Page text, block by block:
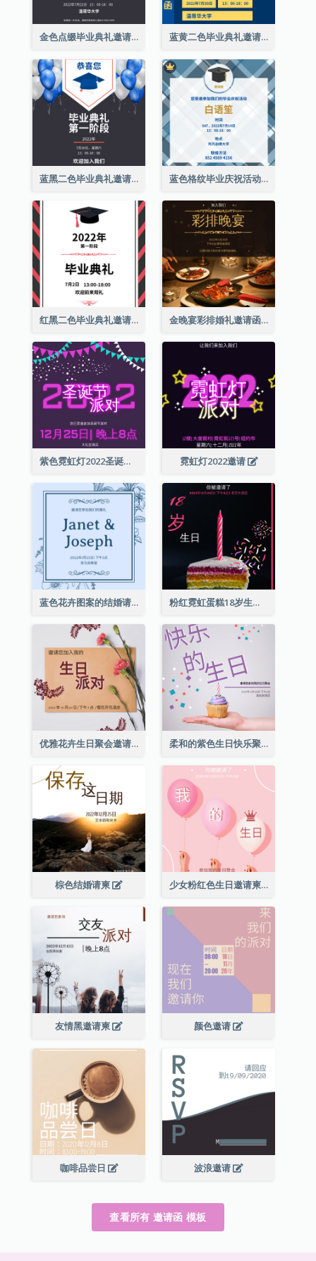
金色点缀毕业典礼邀请函 蓝黄二色毕业典礼邀请函
蓝黑二色毕业典礼邀请函 蓝色格纹毕业庆祝活动邀请函
红黑二色毕业典礼邀请函 金晚宴彩排婚礼邀请函
紫色霓虹灯2022圣诞晚会邀请函 霓虹灯2022邀请
蓝色花卉图案的结婚请柬 粉红霓虹蛋糕18岁生日请柬
优雅花卉生日聚会邀请函 柔和的紫色生日快乐聚会请柬
棕色结婚请柬 少女粉红色生日邀请柬
友情黑邀请柬 颜色邀请
咖啡品尝日 波浪邀请
查看所有 邀请函 模板